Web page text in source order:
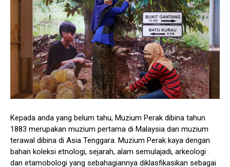
Kepada anda yang belum tahu, Muzium Perak dibina tahun
1883 merupakan muzium pertama di Malaysia dan muzium
terawal dibina di Asia Tenggara. Muzium Perak kaya dengan
bahan koleksi etnologi, sejarah, alam semulajadi, arkeologi
dan etamobologi yang sebahagiannya diklasfikasikan sebagai